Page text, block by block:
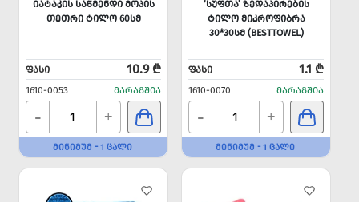
ᲘᲐᲢᲐᲙᲘᲡ ᲡᲐᲬᲛᲔᲜᲓᲘ ᲛᲝᲞᲘᲡ
ᲗᲔᲗᲠᲘ ᲢᲘᲚᲝ 60ᲡᲛ
ᲤᲐᲡᲘ 10.9 ₾
1610-0053 ᲛᲐᲠᲐᲒᲨᲘᲐ
- +
ᲛᲘᲜᲘᲛᲣᲛ - 1 ᲪᲐᲚᲘ
‘ᲡᲣᲤᲗᲐ’ ᲖᲔᲓᲐᲞᲘᲠᲔᲑᲘᲡ
ᲢᲘᲚᲝ ᲛᲘᲙᲠᲝᲤᲘᲑᲠᲐ
30*30ᲡᲛ (BESTTOWEL)
ᲤᲐᲡᲘ 1.1 ₾
1610-0070 ᲛᲐᲠᲐᲒᲨᲘᲐ
- +
ᲛᲘᲜᲘᲛᲣᲛ - 1 ᲪᲐᲚᲘ